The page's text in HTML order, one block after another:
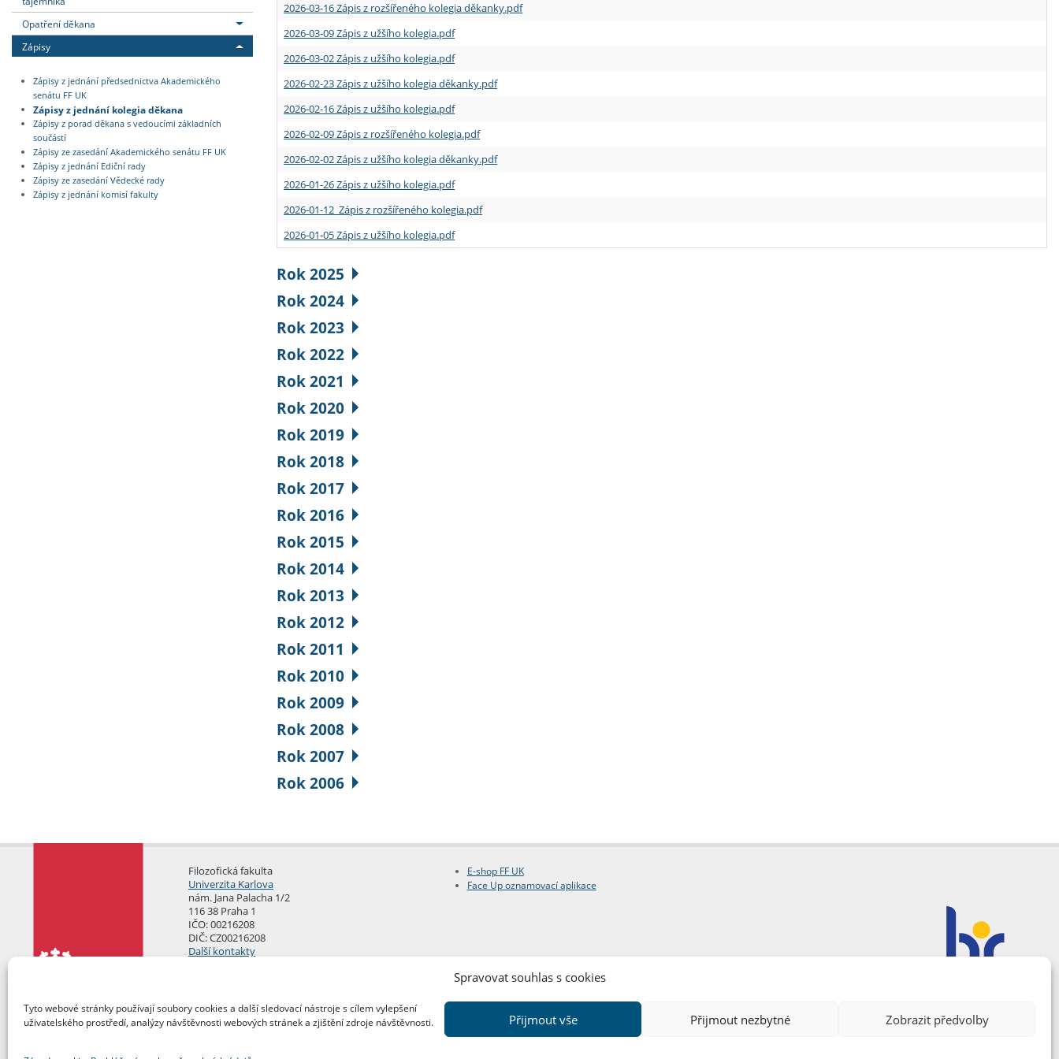
Spravovat souhlas s cookies
Tyto webové stránky používají soubory cookies a další sledovací nástroje s cílem vylepšení
uživatelského prostředí, analýzy návštěvnosti webových stránek a zjištění zdroje návštěvnosti.
Přijmout vše Přijmout nezbytné Zobrazit předvolby
Opatření děkana
Zápisy
Zápisy z jednání předsednictva Akademického
senátu FF UK
Zápisy z jednání kolegia děkana
Zápisy z porad děkana s vedoucími základních
součástí
Zápisy ze zasedání Akademického senátu FF UK
Zápisy z jednání Ediční rady
Zápisy ze zasedání Vědecké rady
Zápisy z jednání komisí fakulty
2026-03-16 Zápis z rozšířeného kolegia děkanky.pdf
2026-03-09 Zápis z užšího kolegia.pdf
2026-03-02 Zápis z užšího kolegia.pdf
2026-02-23 Zápis z užšího kolegia děkanky.pdf
2026-02-16 Zápis z užšího kolegia.pdf
2026-02-09 Zápis z rozšířeného kolegia.pdf
2026-02-02 Zápis z užšího kolegia děkanky.pdf
2026-01-26 Zápis z užšího kolegia.pdf
2026-01-12 Zápis z rozšířeného kolegia.pdf
2026-01-05 Zápis z užšího kolegia.pdf
Rok 2025
Rok 2024
Rok 2023
Rok 2022
Rok 2021
Rok 2020
Rok 2019
Rok 2018
Rok 2017
Rok 2016
Rok 2015
Rok 2014
Rok 2013
Rok 2012
Rok 2011
Rok 2010
Rok 2009
Rok 2008
Rok 2007
Rok 2006
Filozofická fakulta
Univerzita Karlova
nám. Jana Palacha 1/2
116 38 Praha 1
IČO: 00216208
DIČ: CZ00216208
Další kontakty
E-shop FF UK
Face Up oznamovací aplikace